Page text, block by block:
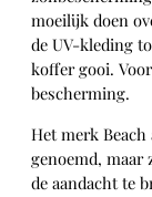
moeilijk doen
de UV-kleding
koffer gooi.
bescherming.
Het merk
genoemd, maar
de aandacht te